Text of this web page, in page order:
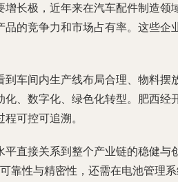
长极，近年来在汽车配件制造
的竞争力和市场占有率。这些
车间内生产线布局合理、物料
、数字化、绿色化转型。肥西
可控可追溯。
直接关系到整个产业链的稳健
靠性与精密性，还需在电池管理